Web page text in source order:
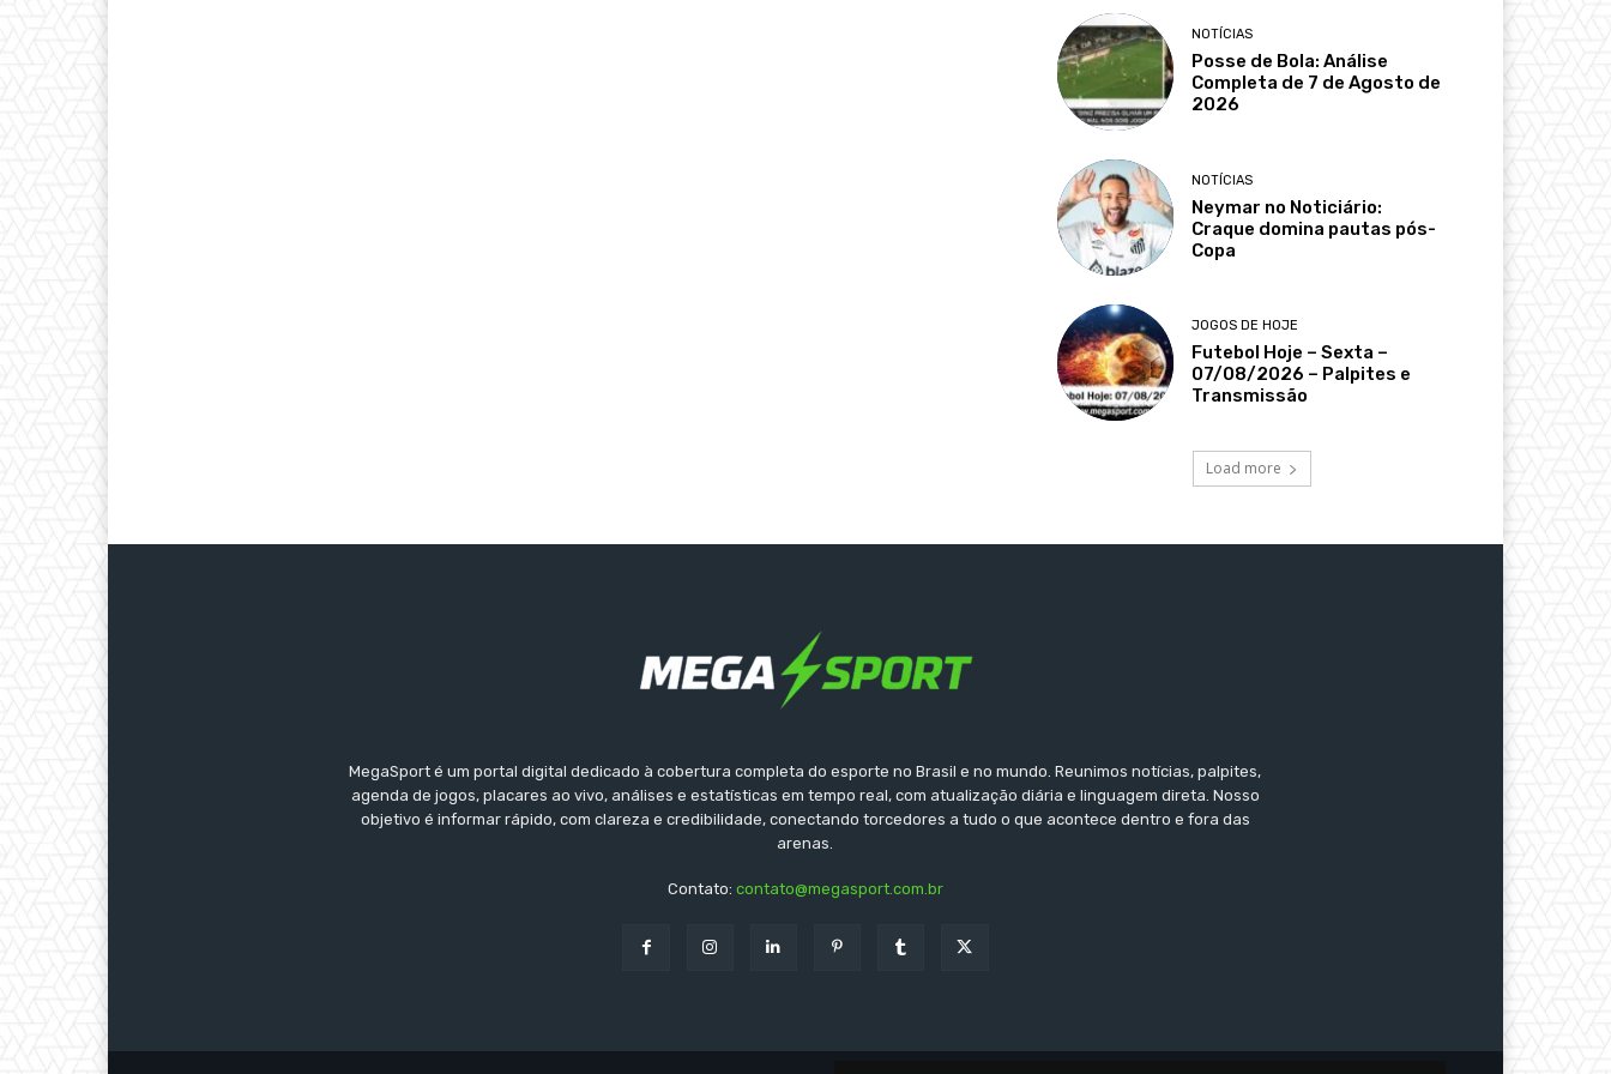
NOTÍCIAS
Posse de Bola: Análise
Completa de 7 de Agosto de
2026
NOTÍCIAS
Neymar no Noticiário:
Craque domina pautas pós-
Copa
JOGOS DE HOJE
Futebol Hoje – Sexta –
07/08/2026 – Palpites e
Transmissão
Load more
MegaSport é um portal digital dedicado à cobertura completa do esporte no Brasil e no mundo. Reunimos notícias, palpites,
agenda de jogos, placares ao vivo, análises e estatísticas em tempo real, com atualização diária e linguagem direta. Nosso
objetivo é informar rápido, com clareza e credibilidade, conectando torcedores a tudo o que acontece dentro e fora das
arenas.
Contato: contato@megasport.com.br